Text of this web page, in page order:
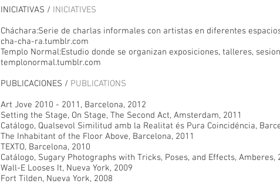
INICIATIVAS / INICIATIVES
Cháchara:Serie de charlas informales con artistas en diferentes
cha-cha-ra.tumblr.com
Templo Normal:Estudio donde se organizan exposiciones, talleres,
templonormal.tumblr.com
PUBLICACIONES / PUBLICATIONS
Art Jove 2010 - 2011, Barcelona, 2012
Setting the Stage, On Stage, The Second Act, Amsterdam, 2011
Catálogo, Qualsevol Similitud amb la Realitat és Pura Coincidéncia,
The Inhabitant of the Floor Above, Barcelona, 2011
TEXTO, Barcelona, 2010
Catálogo, Sugary Photographs with Tricks, Poses, and Effects, Amberes,
Wall-E Looses It, Nueva York, 2009
Fort Tilden, Nueva York, 2008